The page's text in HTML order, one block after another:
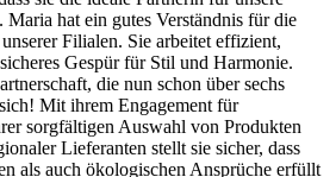
hat ein gutes Verständnis für die
Filialen. Sie arbeitet effizient,
Gespür für Stil und Harmonie.
die nun schon über sechs
Mit ihrem Engagement für
sorgfältigen Auswahl von Produkten
Lieferanten stellt sie sicher, dass
als auch ökologischen Ansprüche erfüllt